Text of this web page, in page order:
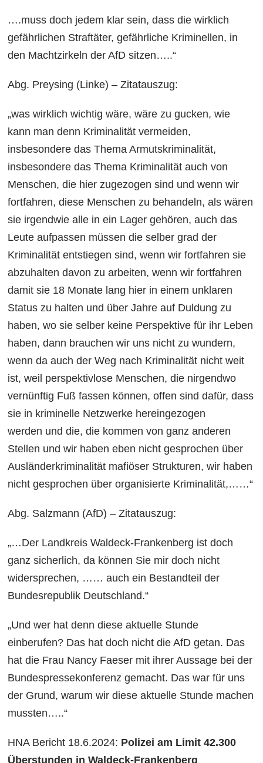
….muss doch jedem klar sein, dass die wirklich
gefährlichen Straftäter, gefährliche Kriminellen, in
den Machtzirkeln der AfD sitzen…..“
Abg. Preysing (Linke) – Zitatauszug:
„was wirklich wichtig wäre, wäre zu gucken, wie
kann man denn Kriminalität vermeiden,
insbesondere das Thema Armutskriminalität,
insbesondere das Thema Kriminalität auch von
Menschen, die hier zugezogen sind und wenn wir
fortfahren, diese Menschen zu behandeln, als wären
sie irgendwie alle in ein Lager gehören, auch das
Leute aufpassen müssen die selber grad der
Kriminalität entstiegen sind, wenn wir fortfahren sie
abzuhalten davon zu arbeiten, wenn wir fortfahren
damit sie 18 Monate lang hier in einem unklaren
Status zu halten und über Jahre auf Duldung zu
haben, wo sie selber keine Perspektive für ihr Leben
haben, dann brauchen wir uns nicht zu wundern,
wenn da auch der Weg nach Kriminalität nicht weit
ist, weil perspektivlose Menschen, die nirgendwo
vernünftig Fuß fassen können, offen sind dafür, dass
sie in kriminelle Netzwerke hereingezogen
werden und die, die kommen von ganz anderen
Stellen und wir haben eben nicht gesprochen über
Ausländerkriminalität mafiöser Strukturen, wir haben
nicht gesprochen über organisierte Kriminalität,……“
Abg. Salzmann (AfD) – Zitatauszug:
„…Der Landkreis Waldeck-Frankenberg ist doch
ganz sicherlich, da können Sie mir doch nicht
widersprechen, …… auch ein Bestandteil der
Bundesrepublik Deutschland.“
„Und wer hat denn diese aktuelle Stunde
einberufen? Das hat doch nicht die AfD getan. Das
hat die Frau Nancy Faeser mit ihrer Aussage bei der
Bundespressekonferenz gemacht. Das war für uns
der Grund, warum wir diese aktuelle Stunde machen
mussten…..“
HNA Bericht 18.6.2024: Polizei am Limit 42.300
Überstunden in Waldeck-Frankenberg